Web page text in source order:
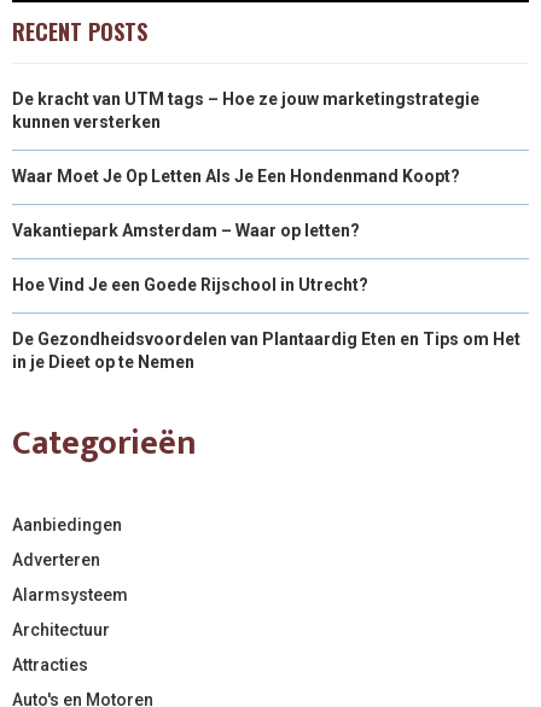
RECENT POSTS
De kracht van UTM tags – Hoe ze jouw marketingstrategie
kunnen versterken
Waar Moet Je Op Letten Als Je Een Hondenmand Koopt?
Vakantiepark Amsterdam – Waar op letten?
Hoe Vind Je een Goede Rijschool in Utrecht?
De Gezondheidsvoordelen van Plantaardig Eten en Tips om Het
in je Dieet op te Nemen
Categorieën
Aanbiedingen
Adverteren
Alarmsysteem
Architectuur
Attracties
Auto's en Motoren